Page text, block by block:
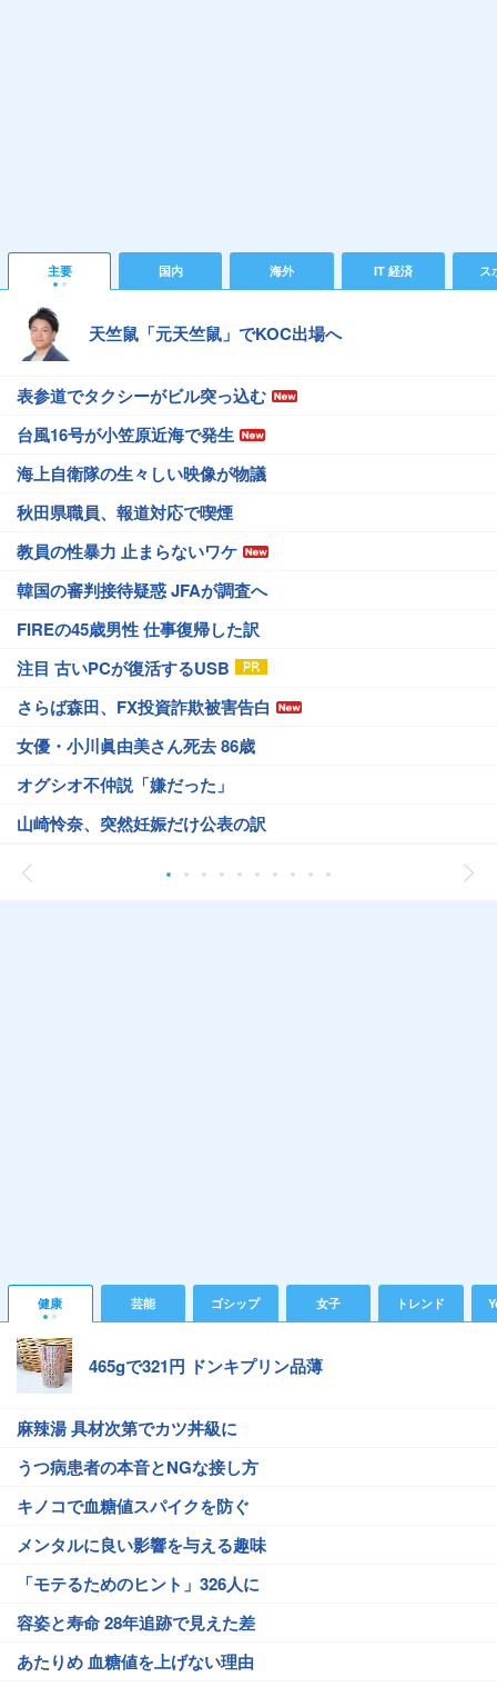
主要 国内 海外 IT 経済 ス
天竺鼠「元天竺鼠」でKOC出場へ
表参道でタクシーがビル突っ込む
台風16号が小笠原近海で発生
海上自衛隊の生々しい映像が物議
秋田県職員、報道対応で喫煙
教員の性暴力 止まらないワケ
韓国の審判接待疑惑 JFAが調査へ
FIREの45歳男性 仕事復帰した訳
注目 古いPCが復活するUSB
さらば森田、FX投資詐欺被害告白
女優・小川眞由美さん死去 86歳
オグシオ不仲説「嫌だった」
山崎怜奈、突然妊娠だけ公表の訳
健康 芸能 ゴシップ 女子 トレンド
465gで321円 ドンキプリン品薄
麻辣湯 具材次第でカツ丼級に
うつ病患者の本音とNGな接し方
キノコで血糖値スパイクを防ぐ
メンタルに良い影響を与える趣味
「モテるためのヒント」326人に
容姿と寿命 28年追跡で見えた差
あたりめ 血糖値を上げない理由